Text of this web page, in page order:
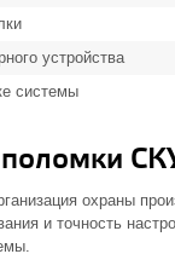
устройства
системы
охраны
и точность